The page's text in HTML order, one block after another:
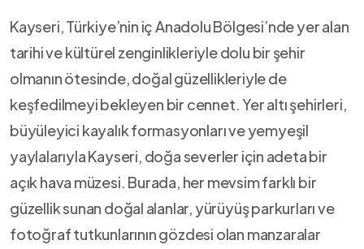
Kayseri,⁢ Türkiye’nin iç Anadolu‍ Bölgesi’nde yer alan
⁤tarihi ve kültürel zenginlikleriyle dolu bir ⁣şehir‌
olmanın ​ötesinde, doğal güzellikleriyle de⁢
keşfedilmeyi‍ bekleyen bir cennet. Yer altı şehirleri,
‌büyüleyici kayalık⁣ formasyonları ve yemyeşil⁤
yaylalarıyla Kayseri,‌ doğa ​severler için⁣ adeta bir
‍açık ‌hava⁢ müzesi. ‍Burada, her mevsim farklı bir
güzellik sunan doğal⁣ alanlar,‍ yürüyüş‍ parkurları⁣ ve
fotoğraf tutkunlarının gözdesi olan manzaralar